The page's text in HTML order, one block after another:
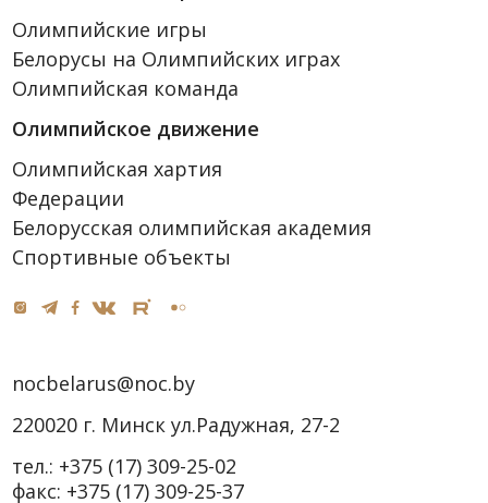
Олимпийские игры
Белорусы на Олимпийских играх
Олимпийская команда
Олимпийское движение
Олимпийская хартия
Федерации
Белорусская олимпийская академия
Спортивные объекты
nocbelarus@noc.by
220020 г. Минск ул.Радужная, 27-2
тел.: +375 (17) 309-25-02
факс: +375 (17) 309-25-37